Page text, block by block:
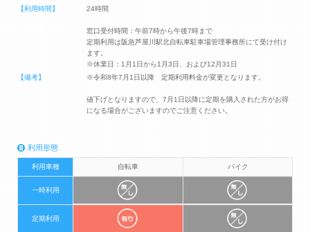
【利用時間】
24時間
窓口受付時間：午前7時から午後7時まで
定期利用は阪急芦屋川駅北自転車駐車場管理事務所にて受け付け
ます。
※休業日：1月1日から1月3日、および12月31日
【備考】
※令和8年7月1日以降 定期利用料金が変更となります。
値下げとなりますので、7月1日以降に定期を購入された方がお得
になる場合がございますのでご注意ください。
利用形態
利用車種 自転車 バイク
一時利用
定期利用